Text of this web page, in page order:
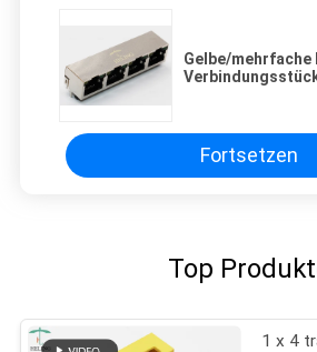
Gelbe/mehrfache
Fortsetzen
Top
1 x 4